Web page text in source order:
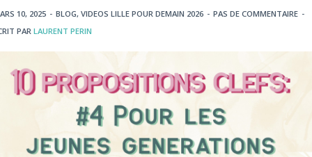
10, 2025 - BLOG, VIDEOS LILLE POUR DEMAIN 2026 - PAS DE COMMENTAIRE -
PARLAURENT PERIN